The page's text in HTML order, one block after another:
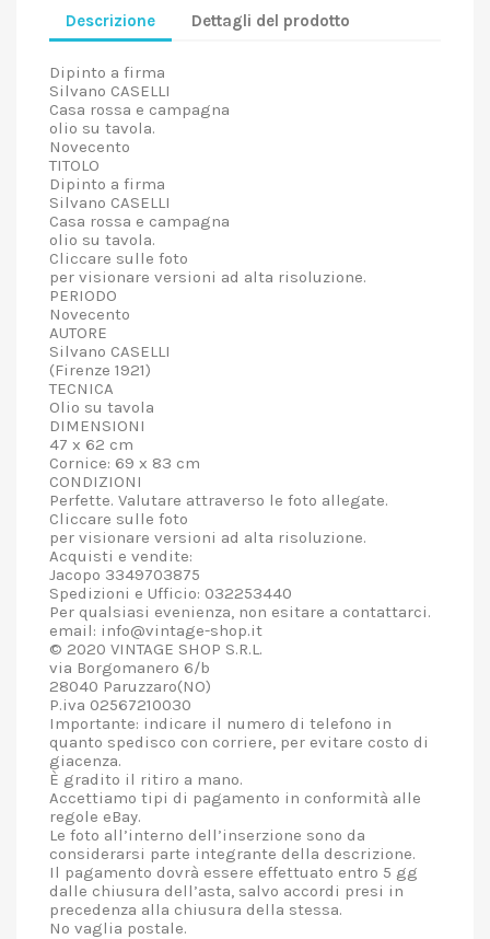
Descrizione Dettagli del prodotto
Dipinto a firma
Silvano CASELLI
Casa rossa e campagna
olio su tavola.
Novecento
TITOLO
Dipinto a firma
Silvano CASELLI
Casa rossa e campagna
olio su tavola.
Cliccare sulle foto
per visionare versioni ad alta risoluzione.
PERIODO
Novecento
AUTORE
Silvano CASELLI
(Firenze 1921)
TECNICA
Olio su tavola
DIMENSIONI
47 x 62 cm
Cornice: 69 x 83 cm
CONDIZIONI
Perfette. Valutare attraverso le foto allegate.
Cliccare sulle foto
per visionare versioni ad alta risoluzione.
Acquisti e vendite:
Jacopo 3349703875
Spedizioni e Ufficio: 032253440
Per qualsiasi evenienza, non esitare a contattarci.
email: info@vintage-shop.it
© 2020 VINTAGE SHOP S.R.L.
via Borgomanero 6/b
28040 Paruzzaro(NO)
P.iva 02567210030
Importante: indicare il numero di telefono in
quanto spedisco con corriere, per evitare costo di
giacenza.
È gradito il ritiro a mano.
Accettiamo tipi di pagamento in conformità alle
regole eBay.
Le foto all’interno dell’inserzione sono da
considerarsi parte integrante della descrizione.
Il pagamento dovrà essere effettuato entro 5 gg
dalle chiusura dell’asta, salvo accordi presi in
precedenza alla chiusura della stessa.
No vaglia postale.